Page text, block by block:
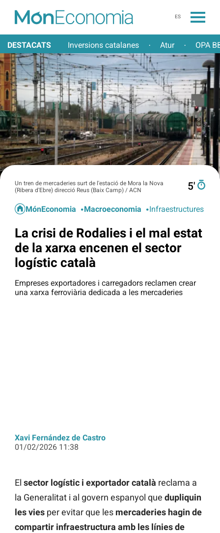
ES
DESTACATS Inversions catalanes · Atur · OPA
Un tren de mercaderies surt de l'estació de Mora la Nova
(Ribera d'Ebre) direcció Reus (Baix Camp) / ACN
5′
MónEconomia Macroeconomia Infraestructures
La crisi de Rodalies i el mal estat
de la xarxa encenen el sector
logístic català
Empreses exportadores i carregadors reclamen crear
una xarxa ferroviària dedicada a les mercaderies
Xavi Fernández de Castro
01/02/2026 11:38
El sector logístic i exportador català reclama a
la Generalitat i al govern espanyol que dupliquin
les vies per evitar que les mercaderies hagin de
compartir infraestructura amb les línies de